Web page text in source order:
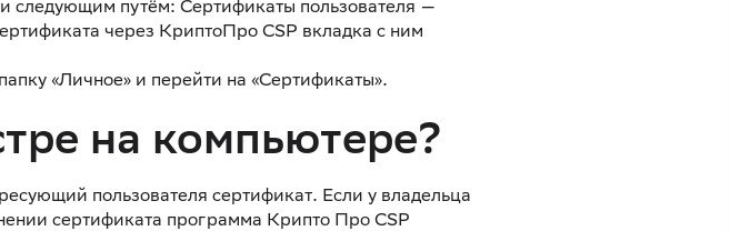
следующим путём: Сертификаты пользователя —
через КриптоПро CSP вкладка с ним
«Личное» и перейти на «Сертификаты».
на компьютере?
пользователя сертификат. Если у владельца
сертификата программа Крипто Про CSP